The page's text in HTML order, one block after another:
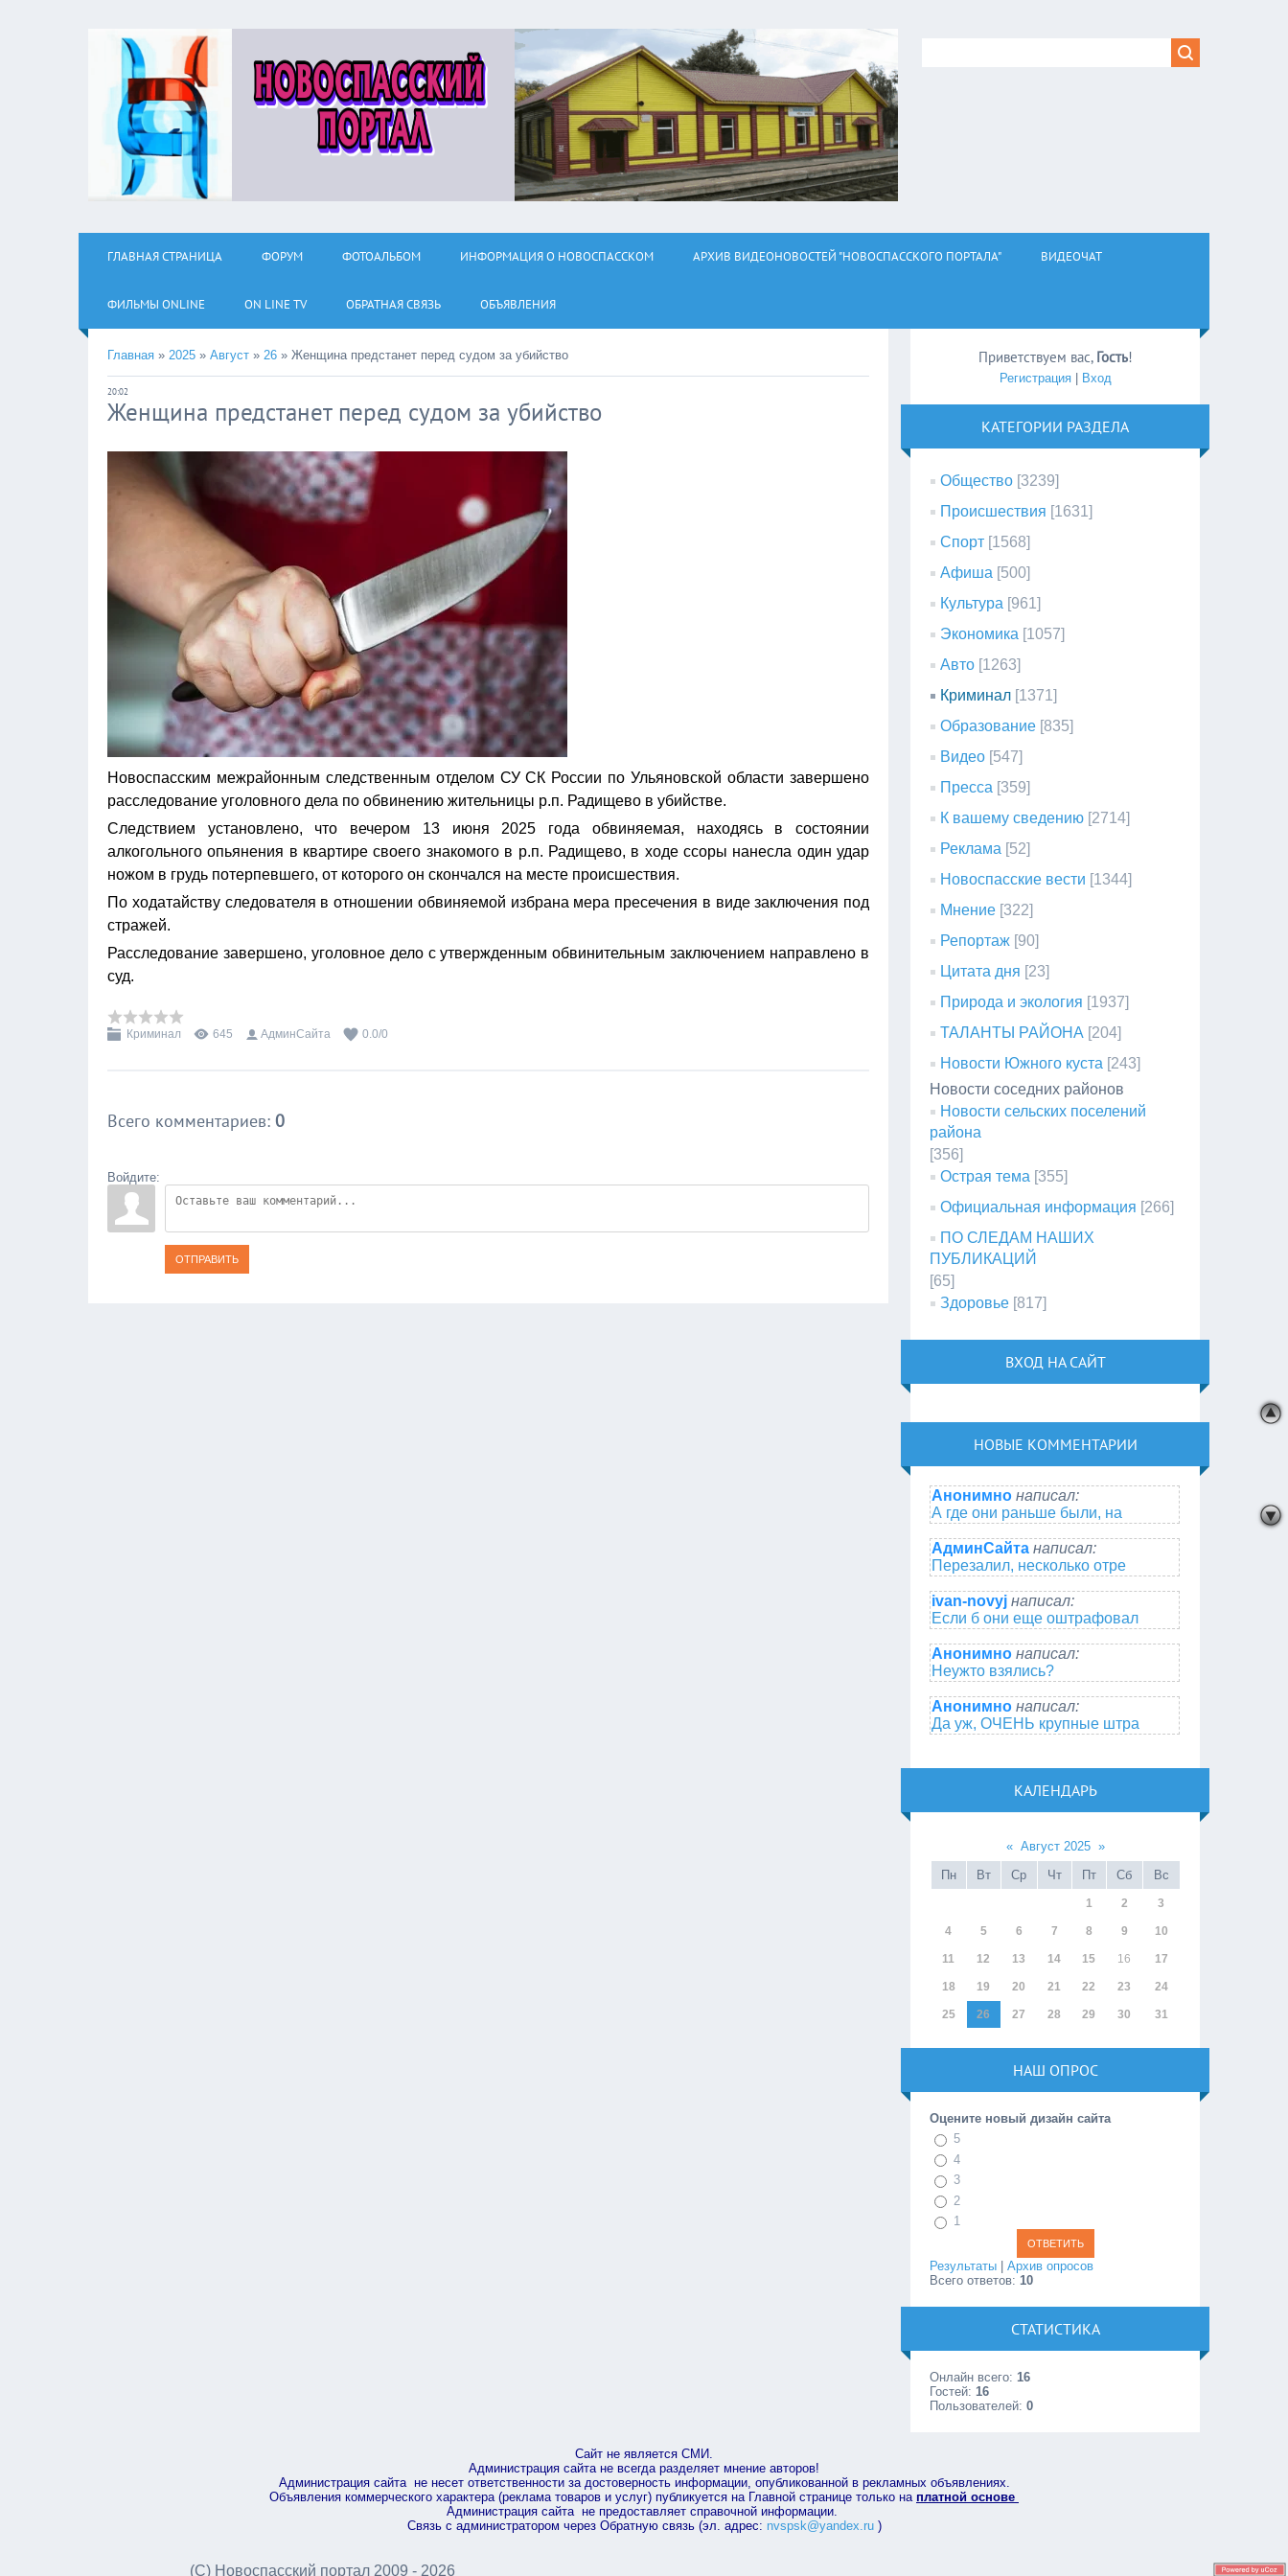
ГЛАВНАЯ СТРАНИЦА ФОРУМ ФОТОАЛЬБОМ ИНФОРМАЦИЯ О НОВОСПАССКОМ АРХИВ ВИДЕОНОВОСТЕЙ "НОВОСПАССКОГО ПОРТАЛА" ВИДЕОЧАТ
ФИЛЬМЫ ОNLINE ON LINE TV ОБРАТНАЯ СВЯЗЬ ОБЪЯВЛЕНИЯ
Главная » 2025 » Август » 26 » Женщина предстанет перед судом за убийство
20:02
Женщина предстанет перед судом за убийство
Новоспасским межрайонным следственным отделом СУ СК России по Ульяновской области завершено
расследование уголовного дела по обвинению жительницы р.п. Радищево в убийстве.
Следствием установлено, что вечером 13 июня 2025 года обвиняемая, находясь в состоянии
алкогольного опьянения в квартире своего знакомого в р.п. Радищево, в ходе ссоры нанесла один удар
ножом в грудь потерпевшего, от которого он скончался на месте происшествия.
По ходатайству следователя в отношении обвиняемой избрана мера пресечения в виде заключения под
стражей.
Расследование завершено, уголовное дело с утвержденным обвинительным заключением направлено в
суд.
Криминал 645 АдминСайта 0.0/0
Всего комментариев: 0
Войдите:
ОТПРАВИТЬ
Приветствуем вас, Гость!
Регистрация| Вход
КАТЕГОРИИ РАЗДЕЛА
Общество [3239]
Происшествия [1631]
Спорт [1568]
Афиша [500]
Культура [961]
Экономика [1057]
Авто [1263]
Криминал [1371]
Образование [835]
Видео [547]
Пресса [359]
К вашему сведению [2714]
Реклама [52]
Новоспасские вести [1344]
Мнение [322]
Репортаж [90]
Цитата дня [23]
Природа и экология [1937]
ТАЛАНТЫ РАЙОНА [204]
Новости Южного куста [243]
Новости соседних районов
Новости сельских поселений
района
[356]
Острая тема [355]
Официальная информация [266]
ПО СЛЕДАМ НАШИХ
ПУБЛИКАЦИЙ
[65]
Здоровье [817]
ВХОД НА САЙТ
НОВЫЕ КОММЕНТАРИИ
Анонимно написал:
А где они раньше были, на
АдминСайта написал:
Перезалил, несколько отре
ivan-novyj написал:
Если б они еще оштрафовал
Анонимно написал:
Неужто взялись?
Анонимно написал:
Да уж, ОЧЕНЬ крупные штра
КАЛЕНДАРЬ
« Август 2025 »
Пн
Вт Ср Чт Пт Сб Вс
1 2 3
4 5 6 7 8 9 10
11 12 13 14 15 16 17
18 19 20 21 22 23 24
25 26 27 28 29 30 31
НАШ ОПРОС
Оцените новый дизайн сайта
5
4
3
2
1
Результаты |Архив опросов
Всего ответов: 10
СТАТИСТИКА
Онлайн всего: 16
Гостей: 16
Пользователей:0
Сайт не является СМИ.
Администрация сайта не всегда разделяет мнение авторов!
Администрация сайта не несет ответственности за достоверность информации, опубликованной в рекламных объявлениях.
Объявления коммерческого характера (реклама товаров и услуг) публикуется на Главной странице только на платной основе
Администрация сайта не предоставляет справочной информации.
Связь с администратором через Обратную связь (эл. адрес: nvspsk@yandex.ru)
(С) Новоспасский портал 2009 - 2026